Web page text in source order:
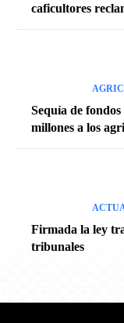
caficultores
Sequía de
millones a los
Firmada la ley
tribunales